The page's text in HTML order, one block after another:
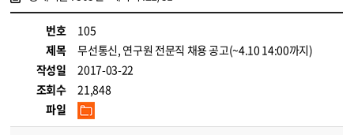
번호
105
제목
무선통신, 연구원 전문직 채용 공고(~4.10 14:00까지)
작성일
2017-03-22
조회수
21,848
파일